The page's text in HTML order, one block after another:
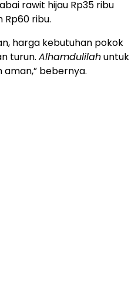
rawit hijau Rp35 ribu
ribu.
harga kebutuhan pokok
turun. Alhamdulilahuntuk
bebernya.